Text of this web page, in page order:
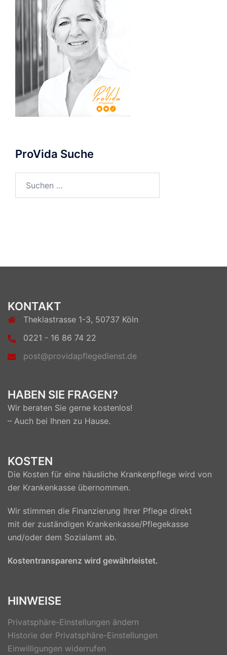
ProVida Suche
KONTAKT
Theklastrasse 1-3, 50737 Köln
0221 - 16 86 74 22
post@providapflegedienst.de
HABEN SIE FRAGEN?
Wir beraten Sie gerne kostenlos!
– Auch bei Ihnen zu Hause.
KOSTEN
Die Kosten für eine häusliche Krankenpflege wird von
der Krankenkasse übernommen.
Wir stimmen die Finanzierung Ihrer Pflege direkt
mit der zuständigen Krankenkasse/Pflegekasse
und/oder dem Sozialamt ab.
Kostentransparenz wird gewährleistet.
HINWEISE
Privatsphäre-Einstellungen ändern
Historie der Privatsphäre-Einstellungen
Einwilligungen widerrufen